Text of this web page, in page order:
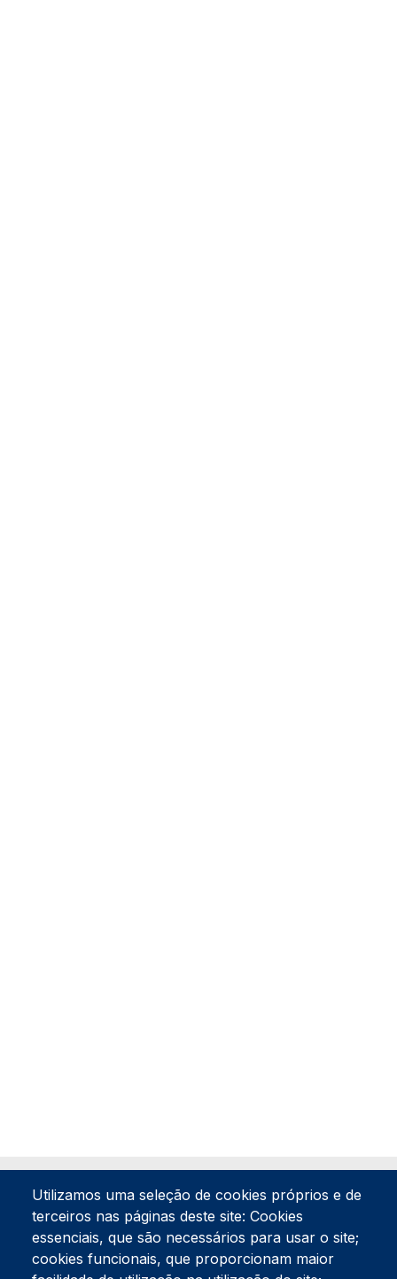
Utilizamos uma seleção de cookies próprios e de
terceiros nas páginas deste site: Cookies
essenciais, que são necessários para usar o site;
cookies funcionais, que proporcionam maior